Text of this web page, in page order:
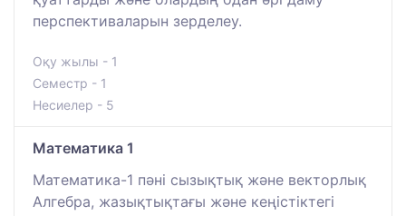
перспективаларын зерделеу.
Оқу жылы - 1
Семестр - 1
Несиелер - 5
Математика 1
Математика-1 пәні сызықтық және векторлық
Алгебра, жазықтықтағы және кеңістіктегі